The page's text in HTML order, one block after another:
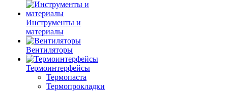
Инструменты и
материалы
Вентиляторы
Термоинтерфейсы
Термопаста
Термопрокладки